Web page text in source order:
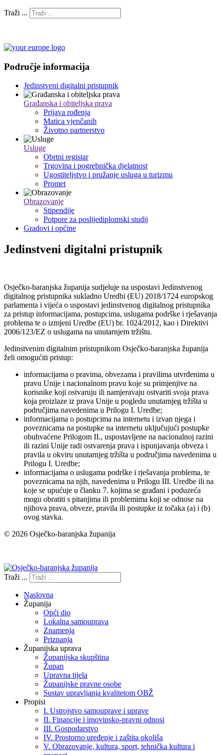
Traži ...
Područje informacija
Jedinstveni digitalni pristupnik
Građanska i obiteljska prava
Prijava rođenja
Matica vjenčanih
Životno partnerstvo
Usluge
Obrtni registar
Trgovina i pogrebnička djelatnost
Ugostiteljstvo i pružanje usluga u turizmu
Promet
Obrazovanje
Stipendije
Potpore za poslijediplomski studij
Gradovi i općine
Jedinstveni digitalni pristupnik
Osječko-baranjska županija sudjeluje na uspostavi Jedinstvenog
digitalnog pristupnika sukladno Uredbi (EU) 2018/1724 europskog
parlamenta i vijeća o uspostavi jedinstvenog digitalnog pristupnika
za pristup informacijama, postupcima, uslugama podrške i rješavanja
problema te o izmjeni Uredbe (EU) br. 1024/2012, kao i Direktivi
2006/123/EZ o uslugama na unutarnjem tržištu.
Jedinstvenim digitalnim pristupnikom Osječko-baranjska županija
želi omogućiti pristup:
informacijama o pravima, obvezama i pravilima utvrđenima u
pravu Unije i nacionalnom pravu koje su primjenjive na
korisnike koji ostvaruju ili namjeravaju ostvariti svoja prava
koja proizlaze iz prava Unije u pogledu unutarnjeg tržišta u
područjima navedenima u Prilogu I. Uredbe;
informacijama o postupcima na internetu i izvan njega i
poveznicama na postupke na internetu uključujući postupke
obuhvaćene Prilogom II., uspostavljene na nacionalnoj razini
ili razini Unije radi ostvarenja prava i ispunjavanja obveza i
pravila u okviru unutarnjeg tržišta u područjima navedenima u
Prilogu I. Uredbe;
informacijama o uslugama podrške i rješavanja problema, te
poveznicama na njih, navedenima u Prilogu III. Uredbe ili na
koje se upućuje u članku 7. kojima se građani i poduzeća
mogu obratiti s pitanjima ili problemima koji se odnose na
njihova prava, obveze, pravila ili postupke iz točaka (a) i (b)
ovog stavka.
© 2026 Osječko-baranjska županija
Traži ...
Naslovna
Županija
Opći dio
Lokalna samouprava
Znamenja
Priznanja
Županijska uprava
Županijska skupština
Župan
Upravna tijela
Županijske pravne osobe
Sustav upravljanja kvalitetom OBŽ
Propisi
I. Ustrojstvo samouprave i uprave
II. Financije i imovinsko-pravni odnosi
III. Gospodarstvo
IV. Prostorno uređenje i zaštita okoliša
V. Obrazovanje, kultura, sport, tehnička kultura i